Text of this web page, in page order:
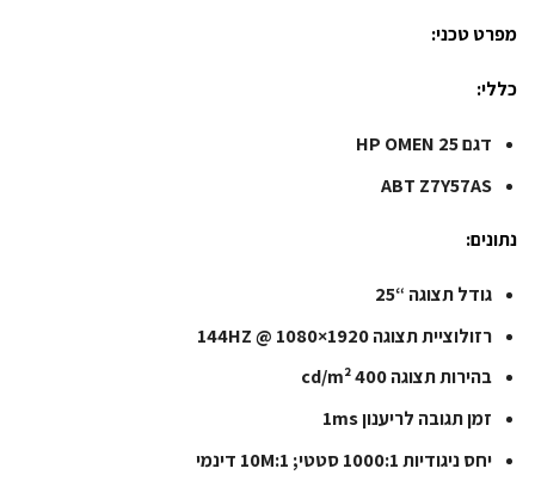
מפרט טכני:
כללי:
דגםHP OMEN 25
ABT Z7Y57AS
נתונים:
גודל תצוגה “25
רזולוציית תצוגה1920×1080 @ 144HZ
בהירות תצוגה400 cd/m²
זמן תגובה לריענון1ms
יחס ניגודיות1000:1 סטטי; 10M:1 דינמי